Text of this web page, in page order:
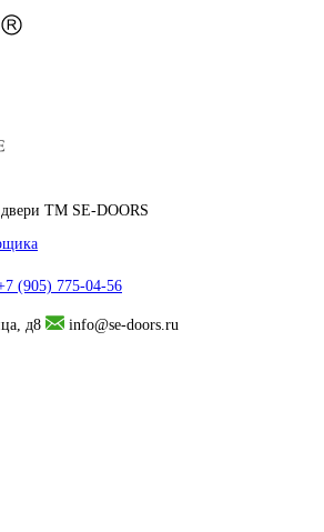
TM SE-DOORS
(905) 775-04-56
д8 info@se-doors.ru